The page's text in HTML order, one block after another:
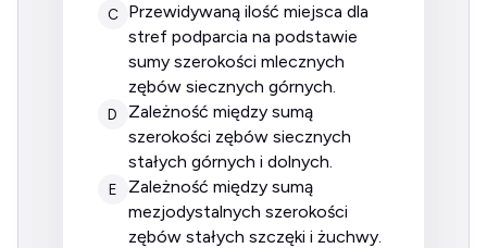
C
przewidywaną ilość miejsca dla
stref podparcia na podstawie
sumy szerokości mlecznych
zębów siecznych górnych.
D
zależność między sumą
szerokości zębów siecznych
stałych górnych i dolnych.
E
zależność między sumą
mezjodystalnych szerokości
zębów stałych szczęki i żuchwy.